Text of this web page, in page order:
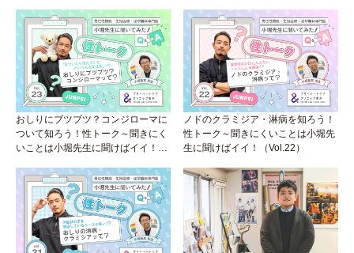
ド」シーズン2に登場した7名が就
任！
おしりにブツブツ？コンジローマに
ついて知ろう！性トーク～聞きにく
いことは小堀先生に聞けばイイ！
ノドのクラミジア・淋病を知ろう！
性トーク～聞きにくいことは小堀先
生に聞けばイイ！（Vol.22）